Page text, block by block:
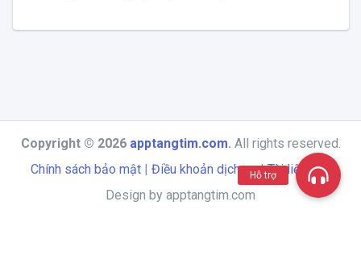
Copyright © 2026 apptangtim.com. All rights reserved.
Chính sách bảo mật | Điều khoản dịch vụ|Tài liệu API
Design by apptangtim.com
Hỗ trợ